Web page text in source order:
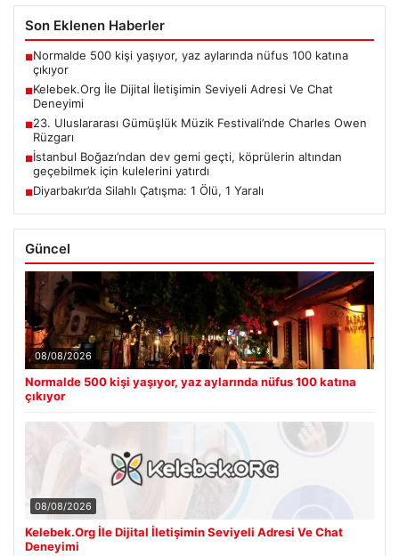
Son Eklenen Haberler
■Normalde 500 kişi yaşıyor, yaz aylarında nüfus 100 katına
çıkıyor
■Kelebek.Org İle Dijital İletişimin Seviyeli Adresi Ve Chat
Deneyimi
■23. Uluslararası Gümüşlük Müzik Festivali’nde Charles Owen
Rüzgarı
■İstanbul Boğazı’ndan dev gemi geçti, köprülerin altından
geçebilmek için kulelerini yatırdı
■Diyarbakır’da Silahlı Çatışma: 1 Ölü, 1 Yaralı
Güncel
08/08/2026
Normalde 500 kişi yaşıyor, yaz aylarında nüfus 100 katına
çıkıyor
08/08/2026
Kelebek.Org İle Dijital İletişimin Seviyeli Adresi Ve Chat
Deneyimi